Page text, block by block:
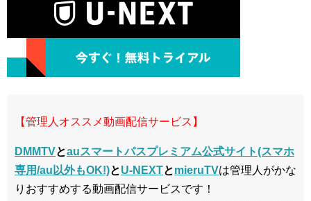
【管理人オススメ動画配信サービス】
DMMTVとauスマートパスプレミアム公式サイト(スマホ
専用/au以外もOK!)とU-NEXTとmieruTVは管理人がかな
りおすすめする動画配信サービスです！